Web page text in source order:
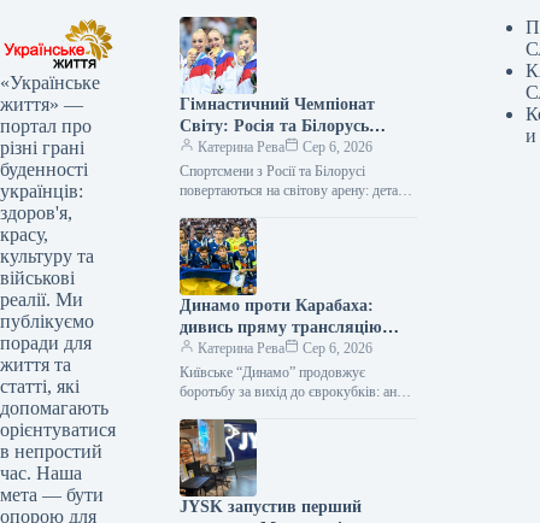
«Українське
життя» —
портал про
різні грані
буденності
українців:
здоров'я,
красу,
культуру та
військові
реалії. Ми
публікуємо
поради для
життя та
статті, які
допомагають
орієнтуватися
в непростий
час. Наша
мета — бути
опорою для
Гімнастичний Чемпіонат
Світу: Росія та Білорусь
отримають дозвіл на участь
Катерина Рева
Сер 6, 2026
Спортсмени з Росії та Білорусі
повертаються на світову арену: деталі
Вперше за останні п’ять років атлети…
Динамо проти Карабаха:
дивись пряму трансляцію
матчу Ліги конференцій вже
зараз
Катерина Рева
Сер 6, 2026
Київське “Динамо” продовжує
боротьбу за вихід до єврокубків: анонс
“Динамо” (Київ) змагатиметься у
третьому раунді…
JYSK запустив перший
и